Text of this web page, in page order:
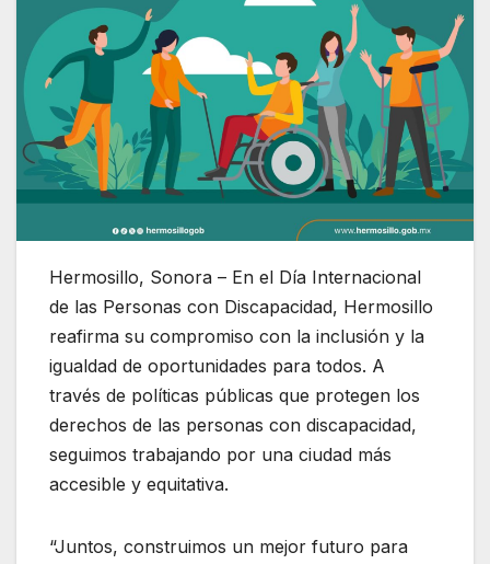
Hermosillo, Sonora – En el Día Internacional
de las Personas con Discapacidad, Hermosillo
reafirma su compromiso con la inclusión y la
igualdad de oportunidades para todos. A
través de políticas públicas que protegen los
derechos de las personas con discapacidad,
seguimos trabajando por una ciudad más
accesible y equitativa.
“Juntos, construimos un mejor futuro para